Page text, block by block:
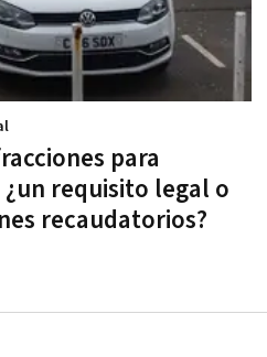
para
requisito legal o
recaudatorios?